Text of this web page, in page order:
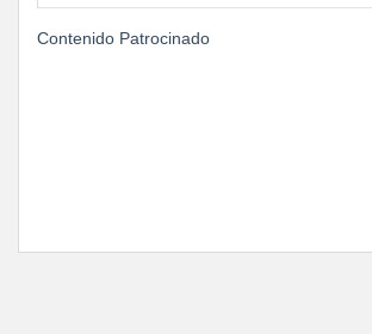
Contenido Patrocinado